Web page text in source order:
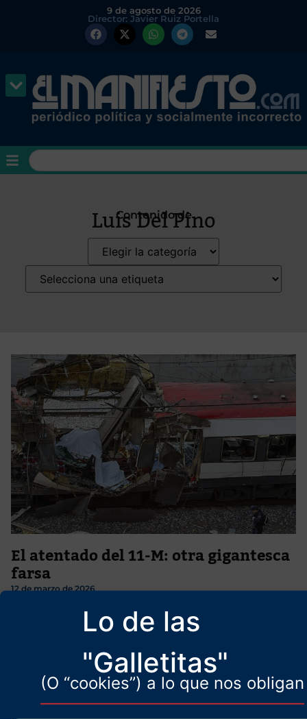
Lo de las
"Galletitas"
(O “cookies”) a lo que nos obligan
9 de agosto de 2026
Director: Javier Ruiz Portella
Contenido de
Luis Del Pino
El atentado del 11-M: otra gigantesca
farsa
12 de marzo de 2026
El pasado 23 de febrero conmemorábamos en estas mismas
páginas el aniversario del 23-F, el golpe de Estado de falsa bandera